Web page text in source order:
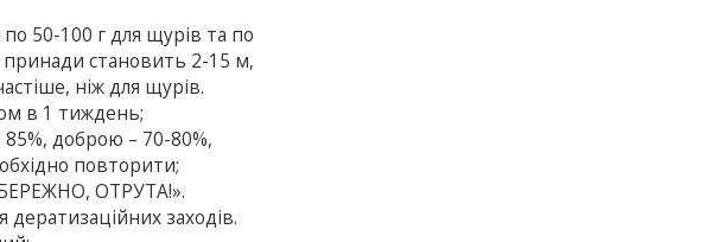
50-100 г для щурів та по
принади становить 2-15 м,
ніж для щурів.
в 1 тиждень;
доброю – 70-80%,
повторити;
ОТРУТА!».
заходів.